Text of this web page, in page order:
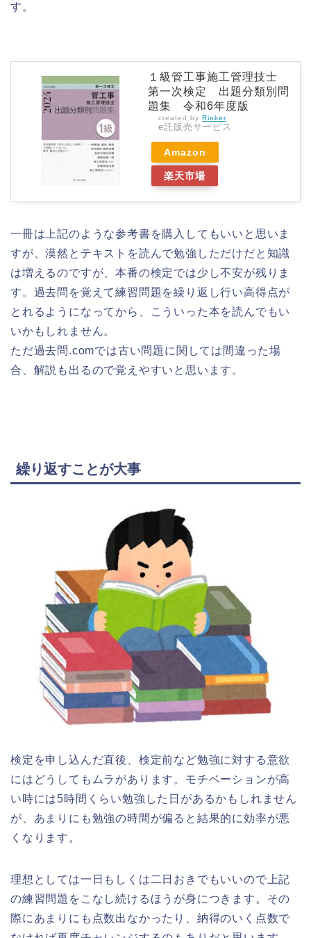
す。
１級管工事施工管理技士
第一次検定 出題分類別問
題集 令和6年度版
created by Rinker
e託販売サービス
Amazon
楽天市場
一冊は上記のような参考書を購入してもいいと思いま
すが、漠然とテキストを読んで勉強しただけだと知識
は増えるのですが、本番の検定では少し不安が残りま
す。過去問を覚えて練習問題を繰り返し行い高得点が
とれるようになってから、こういった本を読んでもい
いかもしれません。
ただ過去問.comでは古い問題に関しては間違った場
合、解説も出るので覚えやすいと思います。
繰り返すことが大事
検定を申し込んだ直後、検定前など勉強に対する意欲
にはどうしてもムラがあります。モチベーションが高
い時には5時間くらい勉強した日があるかもしれません
が、あまりにも勉強の時間が偏ると結果的に効率が悪
くなります。
理想としては一日もしくは二日おきでもいいので上記
の練習問題をこなし続けるほうが身につきます。その
際にあまりにも点数出なかったり、納得のいく点数で